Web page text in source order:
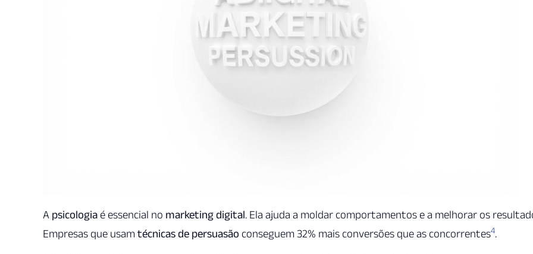
A psicologia é essencial no marketing digital. Ela ajuda a moldar comportamentos e a melhorar os
Empresas que usamtécnicas de persuasão conseguem 32% mais conversões que as concorrentes4.